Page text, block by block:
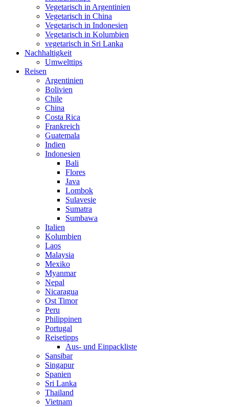
Vegetarisch in Argentinien
Vegetarisch in China
Vegetarisch in Indonesien
Vegetarisch in Kolumbien
vegetarisch in Sri Lanka
Nachhaltigkeit
Umwelttips
Reisen
Argentinien
Bolivien
Chile
China
Costa Rica
Frankreich
Guatemala
Indien
Indonesien
Bali
Flores
Java
Lombok
Sulavesie
Sumatra
Sumbawa
Italien
Kolumbien
Laos
Malaysia
Mexiko
Myanmar
Nepal
Nicaragua
Ost Timor
Peru
Philippinen
Portugal
Reisetipps
Aus- und Einpackliste
Sansibar
Singapur
Spanien
Sri Lanka
Thailand
Vietnam